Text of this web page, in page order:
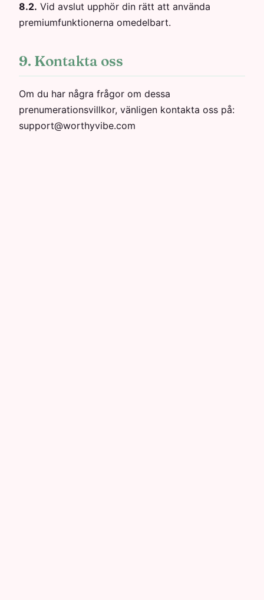
8.2. Vid avslut upphör din rätt att använda
premiumfunktionerna omedelbart.
9. Kontakta oss
Om du har några frågor om dessa
prenumerationsvillkor, vänligen kontakta oss på:
support@worthyvibe.com